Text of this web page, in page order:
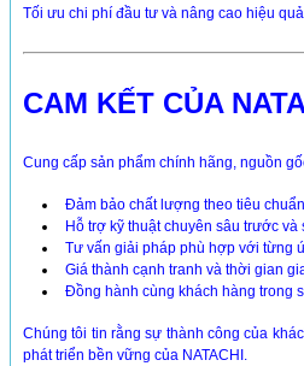
Tối ưu chi phí đầu tư và nâng cao hiệu
CAM KẾT CỦA
Cung cấp sản phẩm chính hãng, nguồn
Đảm bảo chất lượng theo tiêu
Hỗ trợ kỹ thuật chuyên sâu trước và
Tư vấn giải pháp phù hợp với từng
Giá thành cạnh tranh và thời gian
Đồng hành cùng khách hàng trong
Chúng tôi tin rằng sự thành công của
phát triển bền vững của NATACHI.